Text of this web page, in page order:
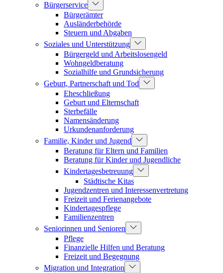
Bürgerservice
Bürgerämter
Ausländerbehörde
Steuern und Abgaben
Soziales und Unterstützung
Bürgergeld und Arbeitslosengeld
Wohngeldberatung
Sozialhilfe und Grundsicherung
Geburt, Partnerschaft und Tod
Eheschließung
Geburt und Elternschaft
Sterbefälle
Namensänderung
Urkundenanforderung
Familie, Kinder und Jugend
Beratung für Eltern und Familien
Beratung für Kinder und Jugendliche
Kindertagesbetreuung
Städtische Kitas
Jugendzentren und Interessenvertretung
Freizeit und Ferienangebote
Kindertagespflege
Familienzentren
Seniorinnen und Senioren
Pflege
Finanzielle Hilfen und Beratung
Freizeit und Begegnung
Migration und Integration